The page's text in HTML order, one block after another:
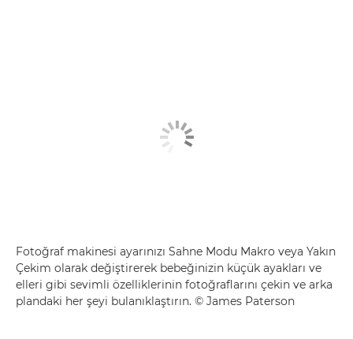
Fotoğraf makinesi ayarınızı Sahne Modu Makro veya Yakın
Çekim olarak değiştirerek bebeğinizin küçük ayakları ve
elleri gibi sevimli özelliklerinin fotoğraflarını çekin ve arka
plandaki her şeyi bulanıklaştırın. © James Paterson